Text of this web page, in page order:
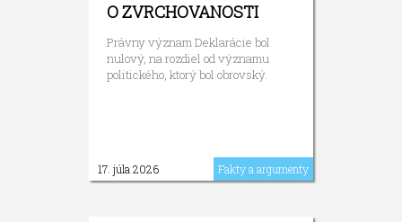
O ZVRCHOVANOSTI
Právny význam Deklarácie bol
nulový, na rozdiel od významu
politického, ktorý bol obrovský.
17. júla 2026 Fakty a argumenty